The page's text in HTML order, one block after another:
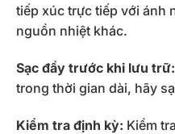
tiếp xúc trực tiếp với ánh
nguồn nhiệt khác.
Sạc đầy trước khi lưu trữ:
trong thời gian dài, hãy
Kiểm tra định kỳ: Kiểm